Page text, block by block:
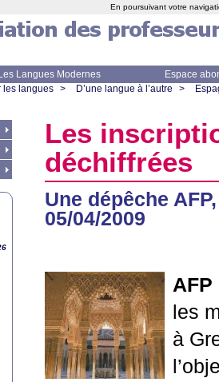
Les Langues Modernes
Espace
les langues > D’une langue à l’autre >
Les
déchiffrées
Une dépêche AFP
05/04/2009
AFP
les
à
En poursuivant votre